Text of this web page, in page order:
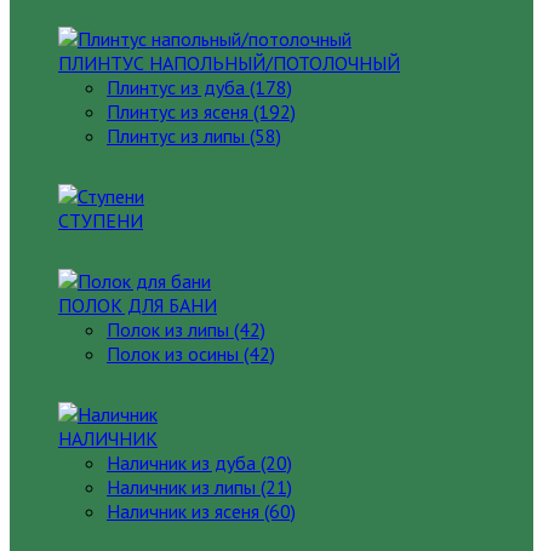
ПЛИНТУС НАПОЛЬНЫЙ/ПОТОЛОЧНЫЙ
Плинтус из дуба (178)
Плинтус из ясеня (192)
Плинтус из липы (58)
СТУПЕНИ
ПОЛОК ДЛЯ БАНИ
Полок из липы (42)
Полок из осины (42)
НАЛИЧНИК
Наличник из дуба (20)
Наличник из липы (21)
Наличник из ясеня (60)